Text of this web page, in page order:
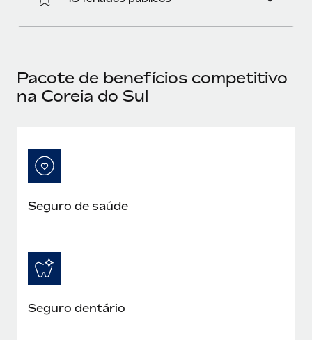
Pacote de benefícios competitivo
na Coreia do Sul
Seguro de saúde
Seguro dentário